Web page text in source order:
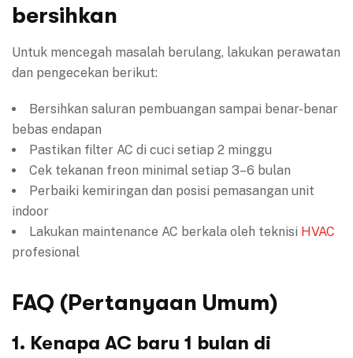
bersihkan
Untuk mencegah masalah berulang, lakukan perawatan
dan pengecekan berikut:
Bersihkan saluran pembuangan sampai benar-benar
bebas endapan
Pastikan filter AC di cuci setiap 2 minggu
Cek tekanan freon minimal setiap 3–6 bulan
Perbaiki kemiringan dan posisi pemasangan unit
indoor
Lakukan maintenance AC berkala oleh teknisi HVAC
profesional
FAQ (Pertanyaan Umum)
1. Kenapa AC baru 1 bulan di